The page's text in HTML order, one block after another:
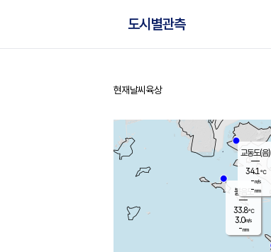
도시별관측
홈
현재날씨 육상
볼음도
33.8℃
3.0m/s
-mm
교동도(음)
34.1℃
-m/s
-mm